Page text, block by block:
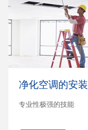
净化空调的安装
专业性极强的技能